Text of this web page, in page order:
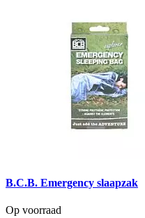
B.C.B. Emergency slaapzak
Op voorraad